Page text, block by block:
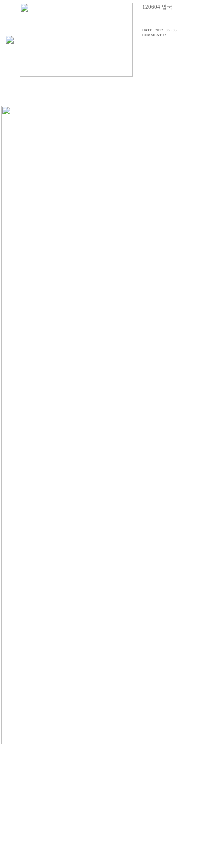
120604 입국
DATE
2012 · 06 · 05
COMMENT 12